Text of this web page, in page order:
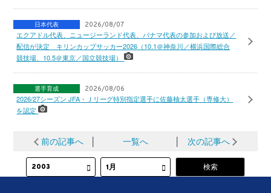
日本代表 2026/08/07
エクアドル代表、ニュージーランド代表、パナマ代表の参加および放送／
配信が決定 キリンカップサッカー2026（10.1＠神奈川／横浜国際総合
競技場、10.5＠東京／国立競技場）
選手育成 2026/08/06
2026/27シーズン JFA・Ｊリーグ特別指定選手に佐藤柚太選手（専修大）
を認定
前の記事へ 一覧へ 次の記事へ